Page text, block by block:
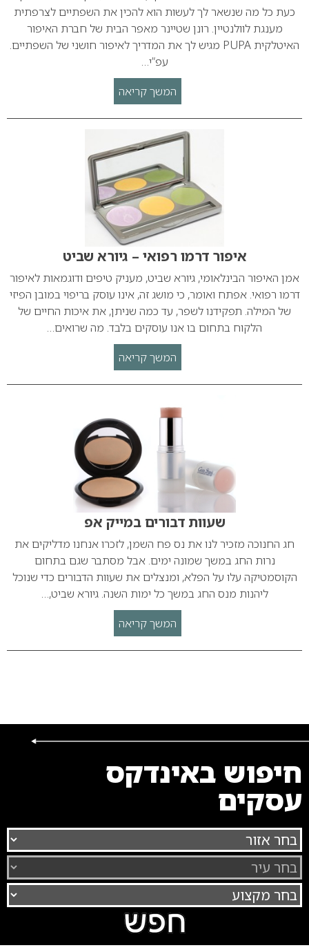
כעת כל מה שנשאר לך לעשות הוא להכין את השפתיים לצרפתית
מענגת לוולנטיין. רונן שטיינר מאפר הבית של חברת האיפור
האיטלקית PUPA מגיש לך את המדריך לאיפור חושני של השפתיים.
עפ”י…
המשך קריאה
איפור דרמו רפואי – גיורא שביט
אמן האיפור הבינלאומי, גיורא שביט, מעניק טיפים ודוגמאות לאיפור
דרמו רפואי. אפתח ואומר, כי מושג זה, אינו עוסק בריפוי במובן הפיזי
של המילה. תפקידנו לשפר, עד כמה שניתן, את איכות החיים של
הלקוח בתחום בו אנו עוסקים בלבד. מה שרואים…
המשך קריאה
שעוות דבורים במייק אפ
חג החנוכה מזכיר לנו את נס פח השמן, לזכרו אנחנו מדליקים את
נרות החג במשך שמונה ימים. אבל מסתבר שגם בתחום
הקוסמטיקה עלו על הפלא, ומנצלים את שעוות הדבורים כדי שנוכל
ליהנות מנס החג במשך כל ימות השנה. גיורא שביט,…
המשך קריאה
חיפוש באינדקס
עסקים